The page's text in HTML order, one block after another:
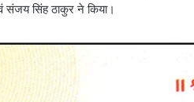
संजय सिंह ठाकुर ने किया।